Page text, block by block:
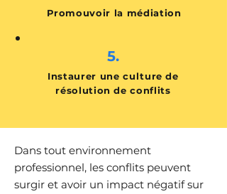
Promouvoir la médiation
5.
Instaurer une culture de
résolution de conflits
Dans tout environnement
professionnel, les conflits peuvent
surgir et avoir un impact négatif sur